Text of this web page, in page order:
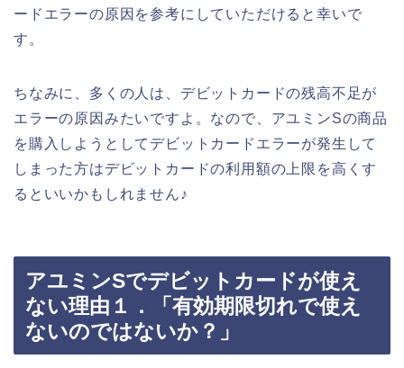
ードエラーの原因を参考にしていただけると幸いで
す。
ちなみに、多くの人は、デビットカードの残高不足が
エラーの原因みたいですよ。なので、アユミンSの商品
を購入しようとしてデビットカードエラーが発生して
しまった方はデビットカードの利用額の上限を高くす
るといいかもしれません♪
アユミンSでデビットカードが使え
ない理由１．「有効期限切れで使え
ないのではないか？」